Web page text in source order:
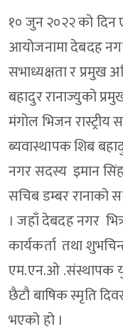
१० जुन २०२२ को
आयोजनामा देबदह
सभाध्यक्षता र प्रमुख
बहादुर रानाज्युको
मंगोल भिजन रास्ट्रीय
ब्यवास्थापक शिब
नगर सदस्य इमान
सचिब डम्बर रानाको
। जहाँ देबदह नगर
कार्यकर्ता तथा
एम.एन.ओ .संस्थापक
छैटौ बाषिक स्मृति
भएको हो ।